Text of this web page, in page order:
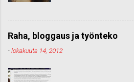
Raha, bloggaus ja työnteko
-lokakuuta 14, 2012